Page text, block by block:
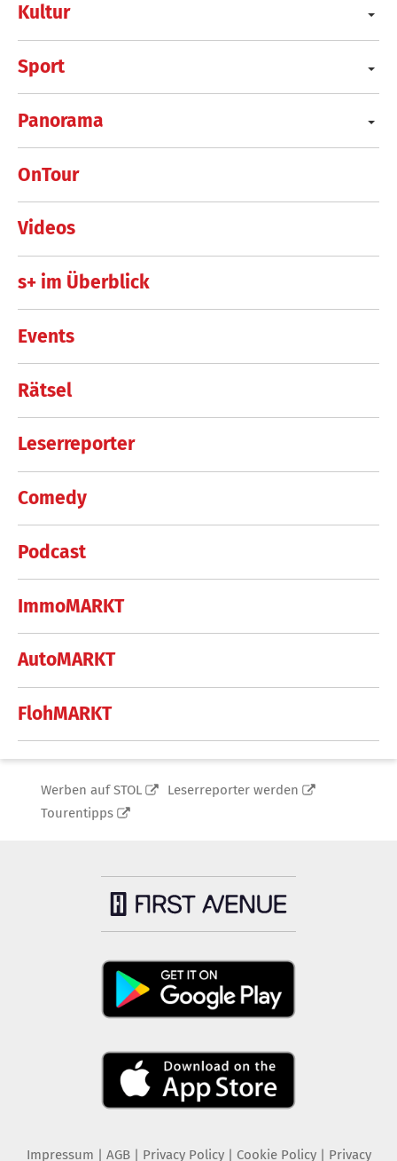
Kultur
Sport
Panorama
OnTour
Videos
s+ im Überblick
Events
Rätsel
Leserreporter
Comedy
Podcast
ImmoMARKT
AutoMARKT
FlohMARKT
Werben auf STOL
Leserreporter werden
Tourentipps
Impressum AGB Privacy Policy| Cookie Policy| Privacy